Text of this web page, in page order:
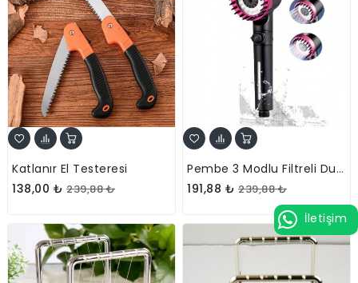
Katlanır El Testeresi
138,00 ₺ 239,88 ₺
Pembe 3 Modlu Filtreli Duş Başlığı
191,88 ₺ 239,88 ₺
İletişim